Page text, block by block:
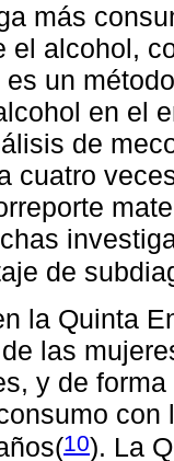
más
el alcohol,
un
en el
de
cuatro
de
la Quinta
las
y de
10). La